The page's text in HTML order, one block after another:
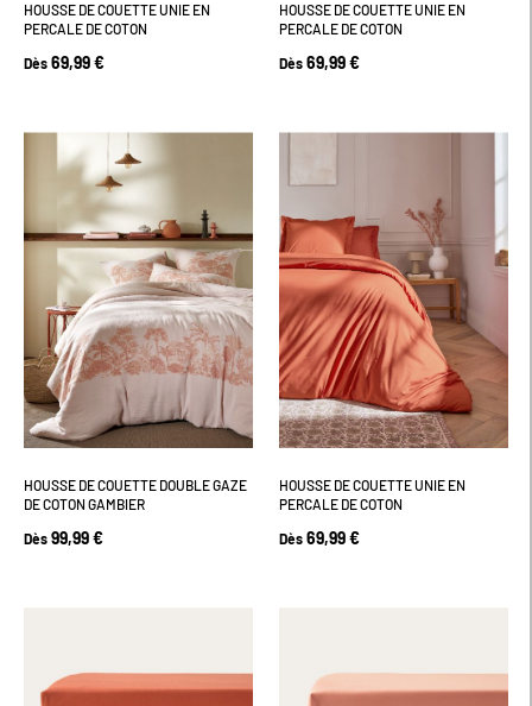
HOUSSE DE COUETTE UNIE EN
PERCALE DE COTON
Dès 69,99 €
HOUSSE DE COUETTE UNIE EN
PERCALE DE COTON
Dès 69,99 €
HOUSSE DE COUETTE DOUBLE GAZE
DE COTON GAMBIER
Dès 99,99 €
HOUSSE DE COUETTE UNIE EN
PERCALE DE COTON
Dès 69,99 €